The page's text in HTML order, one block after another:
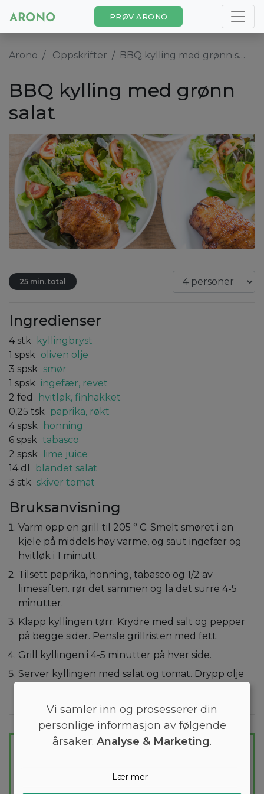
PRØV ARONO
Arono Oppskrifter BBQ kylling med grønn salat
BBQ kylling med grønn
salat
25 min. total
Ingredienser
4 stk
kyllingbryst
1 spsk oliven olje
3 spsk smør
1 spsk ingefær, revet
2 fed
hvitløk, finhakket
0,25 tsk paprika, røkt
4 spsk
honning
6 spsk tabasco
2 spsk
lime juice
14 dl
blandet salat
3 stk skiver tomat
Bruksanvisning
Varm opp en grill til 205 ° C. Smelt smøret i en
kjele på middels høy varme, og saut ingefær og
hvitløk i 1 minutt.
Tilsett paprika, honning, tabasco og 1/2 av
limesaften. rør det sammen og la det surre 4-5
minutter.
Klapp kyllingen tørr. Krydre med salt og pepper
på begge sider. Pensle grillristen med fett.
Grill kyllingen i 4-5 minutter på hver side.
Server kyllingen med salat og tomat. Drypp olje
GÅ LETT NED I VEKT
Vil du gå ned noen kilo? Med Arono får du
Vi samler inn og prosesserer din
personlige informasjon av følgende
årsaker: Analyse & Marketing.
Lær mer